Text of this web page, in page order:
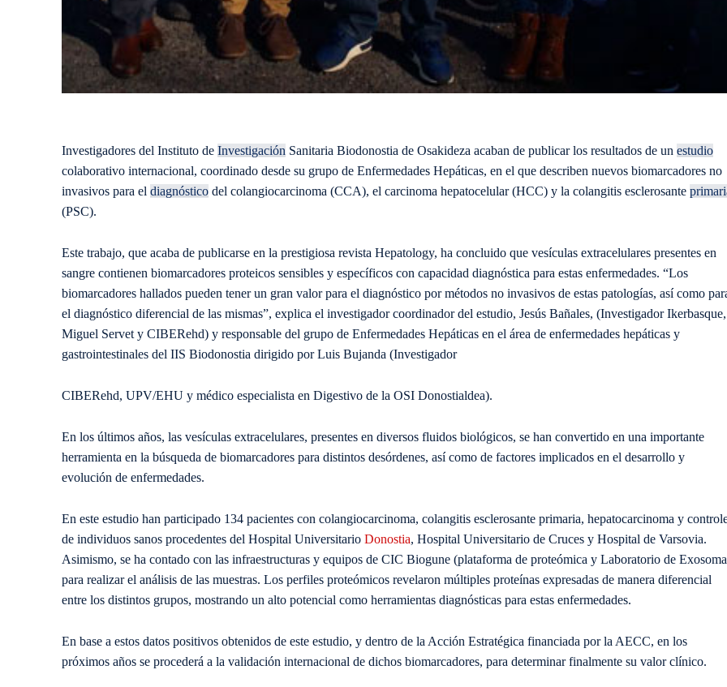
Investigadores del Instituto de Investigación Sanitaria Biodonostia de Osakideza acaban de publicar los resultados de un estudio
colaborativo internacional, coordinado desde su grupo de Enfermedades Hepáticas, en el que describen nuevos biomarcadores no
invasivos para el diagnóstico del colangiocarcinoma (CCA), el carcinoma hepatocelular (HCC) y la colangitis esclerosante
(PSC).
Este trabajo, que acaba de publicarse en la prestigiosa revista Hepatology, ha concluido que vesículas extracelulares presentes en
sangre contienen biomarcadores proteicos sensibles y específicos con capacidad diagnóstica para estas enfermedades. “Los
biomarcadores hallados pueden tener un gran valor para el diagnóstico por métodos no invasivos de estas patologías, así como
el diagnóstico diferencial de las mismas”, explica el investigador coordinador del estudio, Jesús Bañales, (Investigador Ikerbasque,
Miguel Servet y CIBERehd) y responsable del grupo de Enfermedades Hepáticas en el área de enfermedades hepáticas y
gastrointestinales del IIS Biodonostia dirigido por Luis Bujanda (Investigador
CIBERehd, UPV/EHU y médico especialista en Digestivo de la OSI Donostialdea).
En los últimos años, las vesículas extracelulares, presentes en diversos fluidos biológicos, se han convertido en una importante
herramienta en la búsqueda de biomarcadores para distintos desórdenes, así como de factores implicados en el desarrollo y
evolución de enfermedades.
En este estudio han participado 134 pacientes con colangiocarcinoma, colangitis esclerosante primaria, hepatocarcinoma y
de individuos sanos procedentes del Hospital Universitario Donostia, Hospital Universitario de Cruces y Hospital de Varsovia.
Asimismo, se ha contado con las infraestructuras y equipos de CIC Biogune (plataforma de proteómica y Laboratorio de
para realizar el análisis de las muestras. Los perfiles proteómicos revelaron múltiples proteínas expresadas de manera diferencial
entre los distintos grupos, mostrando un alto potencial como herramientas diagnósticas para estas enfermedades.
En base a estos datos positivos obtenidos de este estudio, y dentro de la Acción Estratégica financiada por la AECC, en los
próximos años se procederá a la validación internacional de dichos biomarcadores, para determinar finalmente su valor clínico.